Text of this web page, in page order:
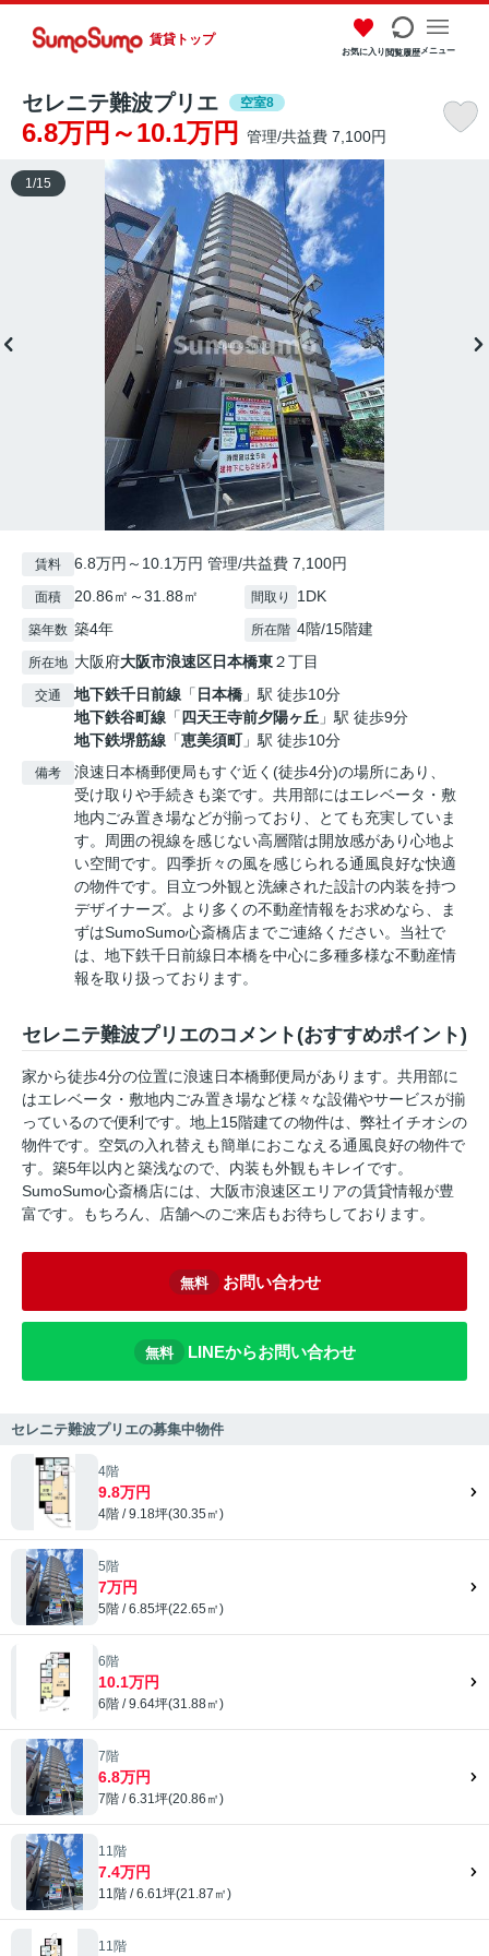
賃貸トップ
お気に入り閲覧履歴メニュー
セレニテ難波プリエ 空室8
6.8万円～10.1万円 管理/共益費 7,100円
1 /15
賃料 6.8万円～10.1万円 管理/共益費 7,100円
面積 20.86㎡～31.88㎡ 間取り 1DK
築年数 築4年 所在階 4階/15階建
所在地 大阪府大阪市浪速区日本橋東２丁目
交通 地下鉄千日前線 「 日本橋 」駅 徒歩10分
地下鉄谷町線 「 四天王寺前夕陽ヶ丘 」駅 徒歩9分
地下鉄堺筋線 「恵美須町」駅 徒歩10分
備考
浪速日本橋郵便局もすぐ近く(徒歩4分)の場所にあり、
受け取りや手続きも楽です。共用部にはエレベータ・敷
地内ごみ置き場などが揃っており、とても充実していま
す。周囲の視線を感じない高層階は開放感があり心地よ
い空間です。四季折々の風を感じられる通風良好な快適
の物件です。目立つ外観と洗練された設計の内装を持つ
デザイナーズ。より多くの不動産情報をお求めなら、ま
ずはSumoSumo心斎橋店までご連絡ください。当社で
は、地下鉄千日前線日本橋を中心に多種多様な不動産情
報を取り扱っております。
セレニテ難波プリエのコメント(おすすめポイント)
家から徒歩4分の位置に浪速日本橋郵便局があります。共用部に
はエレベータ・敷地内ごみ置き場など様々な設備やサービスが揃
っているので便利です。地上15階建ての物件は、弊社イチオシの
物件です。空気の入れ替えも簡単におこなえる通風良好の物件で
す。築5年以内と築浅なので、内装も外観もキレイです。
SumoSumo心斎橋店には、大阪市浪速区エリアの賃貸情報が豊
富です。もちろん、店舗へのご来店もお待ちしております。
無料 お問い合わせ
無料 LINEからお問い合わせ
セレニテ難波プリエの募集中物件
4階
9.8万円
4階 / 9.18坪(30.35㎡)
5階
7万円
5階 / 6.85坪(22.65㎡)
6階
10.1万円
6階 / 9.64坪(31.88㎡)
7階
6.8万円
7階 / 6.31坪(20.86㎡)
11階
7.4万円
11階 / 6.61坪(21.87㎡)
11階